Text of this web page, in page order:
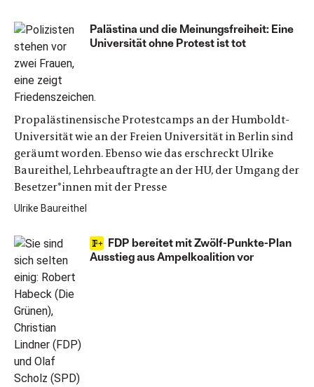
Palästina und die Meinungsfreiheit: Eine
Universität ohne Protest ist tot
Propalästinensische Protestcamps an der Humboldt-
Universität wie an der Freien Universität in Berlin sind
geräumt worden. Ebenso wie das erschreckt Ulrike
Baureithel, Lehrbeauftragte an der HU, der Umgang der
Besetzer*innen mit der Presse
Ulrike Baureithel
FDP bereitet mit Zwölf-Punkte-Plan
Ausstieg aus Ampelkoalition vor